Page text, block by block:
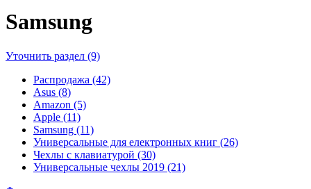
Samsung
Уточнить раздел (9)
Распродажа (42)
Asus (8)
Amazon (5)
Apple (11)
Samsung (11)
Универсальные для електронных книг (26)
Чехлы с клавиатурой (30)
Универсальные чехлы 2019 (21)